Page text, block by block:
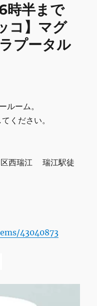
時半まで
コ】マグ
プータル
ルーム。
ください。
西瑞江 瑞江駅徒
43040873